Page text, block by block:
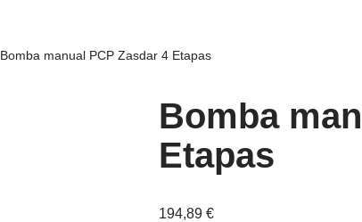
Bomba manual PCP Zasdar 4 Etapas
Bomba
Etapas
194,89 €